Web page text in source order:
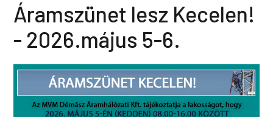
Áramszünet lesz Kecelen!
- 2026.május 5-6.